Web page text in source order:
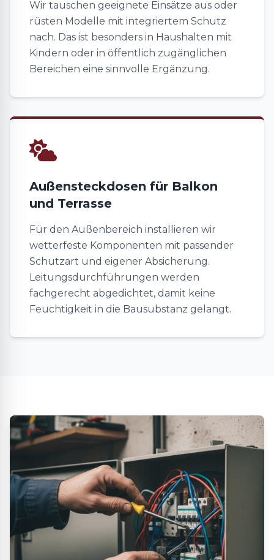
Wir tauschen geeignete Einsätze aus oder
rüsten Modelle mit integriertem Schutz
nach. Das ist besonders in Haushalten mit
Kindern oder in öffentlich zugänglichen
Bereichen eine sinnvolle Ergänzung.
Außensteckdosen für Balkon
und Terrasse
Für den Außenbereich installieren wir
wetterfeste Komponenten mit passender
Schutzart und eigener Absicherung.
Leitungsdurchführungen werden
fachgerecht abgedichtet, damit keine
Feuchtigkeit in die Bausubstanz gelangt.